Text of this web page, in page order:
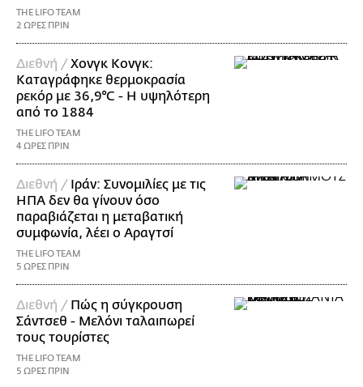
THE LIFO TEAM
2 ΩΡΕΣ ΠΡΙΝ
Διεθνή /Χονγκ Κονγκ:
Καταγράφηκε θερμοκρασία
ρεκόρ με 36,9°C - Η υψηλότερη
από το 1884
THE LIFO TEAM
4 ΩΡΕΣ ΠΡΙΝ
Διεθνή / Ιράν: Συνομιλίες με τις
ΗΠΑ δεν θα γίνουν όσο
παραβιάζεται η μεταβατική
συμφωνία, λέει ο Αραγτσί
THE LIFO TEAM
5 ΩΡΕΣ ΠΡΙΝ
Διεθνή / Πώς η σύγκρουση
Σάντσεθ - Μελόνι ταλαιπωρεί
τους τουρίστες
THE LIFO TEAM
5 ΩΡΕΣ ΠΡΙΝ